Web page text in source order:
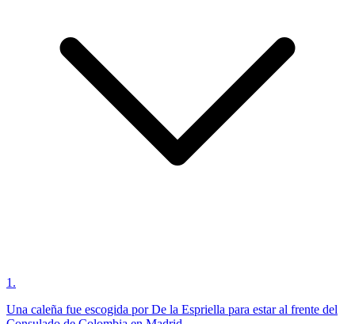
1 .
Una caleña fue escogida por De la Espriella para estar al frente del